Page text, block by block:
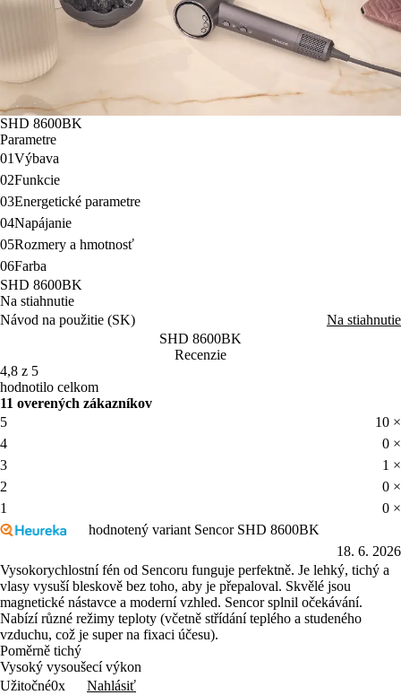
SHD 8600BK
Parametre
01Výbava
02Funkcie
03Energetické parametre
04Napájanie
05Rozmery a hmotnosť
06Farba
SHD 8600BK
Na stiahnutie
Návod na použitie (SK)
Na stiahnutie
SHD 8600BK
Recenzie
4,8 z 5
hodnotilo celkom
11 overených zákazníkov
5
10 ×
4
0 ×
3
1 ×
2
0 ×
1
0 ×
hodnotený variant Sencor SHD 8600BK
18. 6. 2026
Vysokorychlostní fén od Sencoru funguje perfektně. Je lehký, tichý a
vlasy vysuší bleskově bez toho, aby je přepaloval. Skvělé jsou
magnetické nástavce a moderní vzhled. Sencor splnil očekávání.
Nabízí různé režimy teploty (včetně střídání teplého a studeného
vzduchu, což je super na fixaci účesu).
Poměrně tichý
Vysoký vysoušecí výkon
Užitočné0x
Nahlásiť